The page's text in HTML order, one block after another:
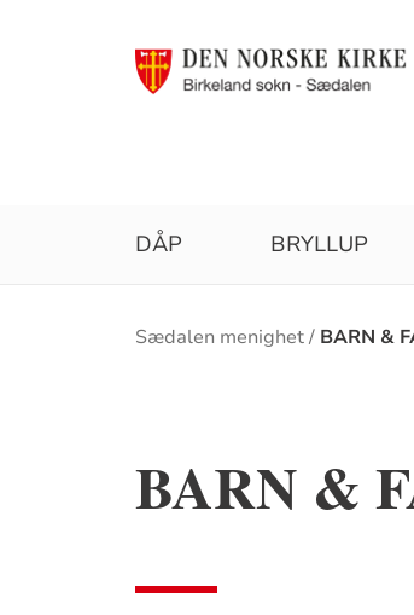
DÅP BRYLLUP
Brødsmulesti
Sædalen menighet BARN &
BARN &